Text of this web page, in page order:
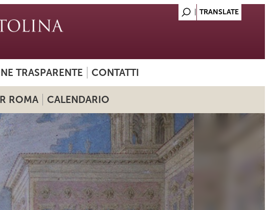
TRASPARENTE CONTATTI
ROMA CALENDARIO